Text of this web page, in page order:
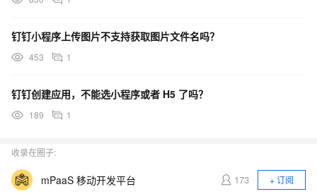
钉钉小程序上传图片不支持获取图片文件名吗？
453 1
钉钉创建应用，不能选小程序或者 H5 了吗？
189 1
收录在圈子:
mPaaS 移动开发平台 173 + 订阅